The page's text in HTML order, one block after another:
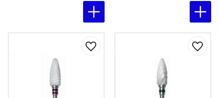
Gem som favorit Gem